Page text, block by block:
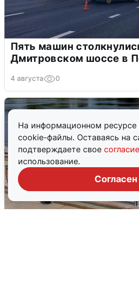
На информационном ресурсе
cookie-файлы. Оставаясь на
подтверждаете свое согласие
использование.
Согласен
Пять машин
Дмитровском шоссе в
4 августа 0